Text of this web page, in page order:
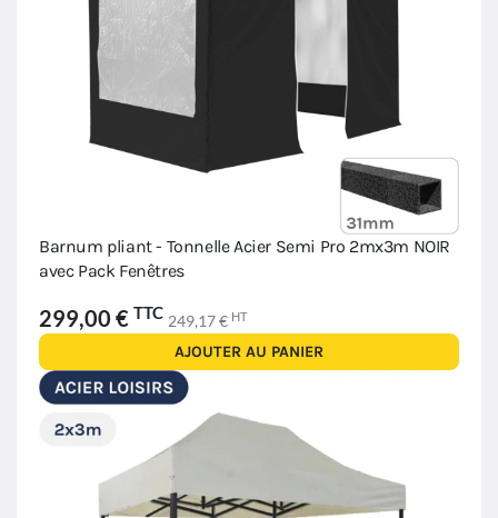
Barnum pliant - Tonnelle Acier Semi Pro 2mx3m NOIR
avec Pack Fenêtres
299,00 € TTC 249,17 € HT
AJOUTER AU PANIER